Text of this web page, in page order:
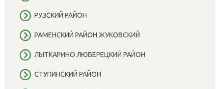
РУЗСКИЙ РАЙОН
РАМЕНСКИЙ РАЙОН ЖУКОВСКИЙ
ЛЫТКАРИНО ЛЮБЕРЕЦКИЙ РАЙОН
СТУПИНСКИЙ РАЙОН